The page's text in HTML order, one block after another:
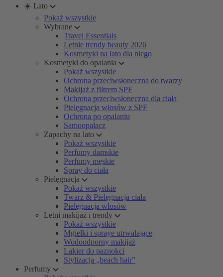
☀️ Lato
Pokaż wszystkie
Wybrane
Travel Essentials
Letnie trendy beauty 2026
Kosmetyki na lato dla niego
Kosmetyki do opalania
Pokaż wszystkie
Ochrona przeciwsłoneczna do twarzy
Makijaż z filtrem SPF
Ochrona przeciwsłoneczna dla ciała
Pielęgnacja włosów z SPF
Ochrona po opalaniu
Samoopalacz
Zapachy na lato
Pokaż wszystkie
Perfumy damskie
Perfumy męskie
Spray do ciała
Pielęgnacja
Pokaż wszystkie
Twarz & Pielęgnacja ciała
Pielęgnacja włosów
Letni makijaż i trendy
Pokaż wszystkie
Mgiełki i spraye utrwalające
Wodoodporny makijaż
Lakier do paznokci
Stylizacja „beach hair”
Perfumy